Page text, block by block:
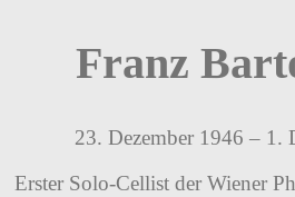
Franz
23. Dezember 1946 – 1.
Erster Solo-Cellist der Wiener